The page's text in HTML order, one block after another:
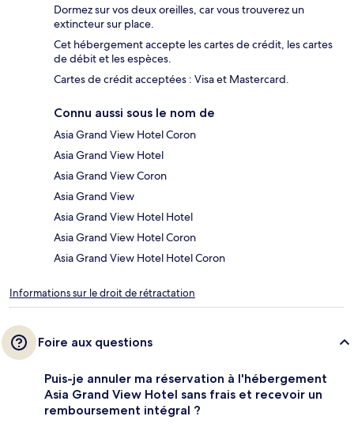
Dormez sur vos deux oreilles, car vous trouverez un
extincteur sur place.
Cet hébergement accepte les cartes de crédit, les cartes
de débit et les espèces.
Cartes de crédit acceptées : Visa et Mastercard.
Connu aussi sous le nom de
Asia Grand View Hotel Coron
Asia Grand View Hotel
Asia Grand View Coron
Asia Grand View
Asia Grand View Hotel Hotel
Asia Grand View Hotel Coron
Asia Grand View Hotel Hotel Coron
Informations sur le droit de rétractation
Foire aux questions
Puis-je annuler ma réservation à l'hébergement
Asia Grand View Hotel sans frais et recevoir un
remboursement intégral ?